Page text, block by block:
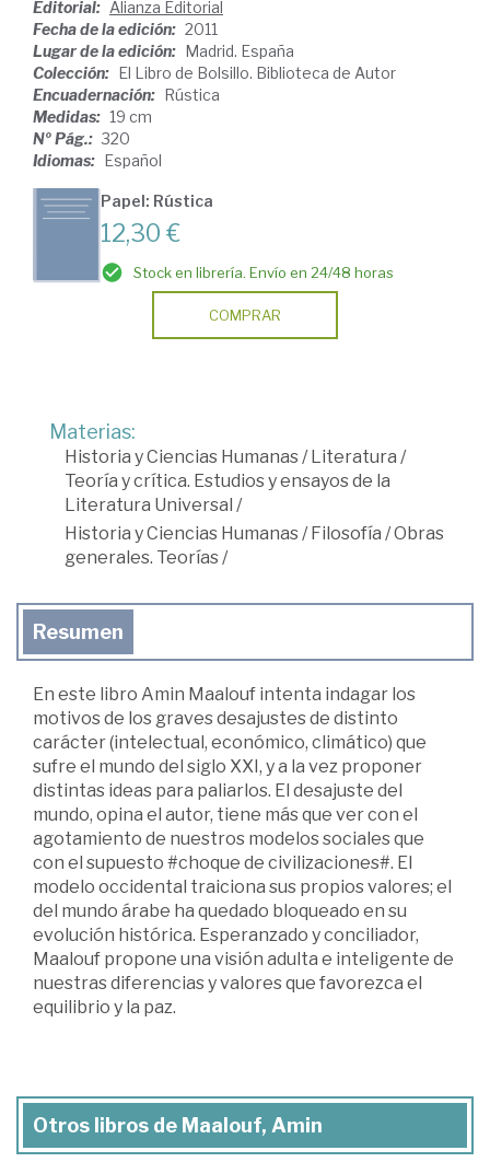
Editorial: Alianza Editorial
Fecha de la edición: 2011
Lugar de la edición: Madrid. España
Colección: El Libro de Bolsillo. Biblioteca de Autor
Encuadernación: Rústica
Medidas: 19 cm
Nº Pág.: 320
Idiomas: Español
Papel: Rústica
12,30 €
Stock en librería. Envío en 24/48 horas
COMPRAR
Materias:
Historia y Ciencias Humanas /Literatura /
Teoría y crítica. Estudios y ensayos de la
Literatura Universal /
Historia y Ciencias Humanas /Filosofía /Obras
generales. Teorías /
Resumen
En este libro Amin Maalouf intenta indagar los
motivos de los graves desajustes de distinto
carácter (intelectual, económico, climático) que
sufre el mundo del siglo XXI, y a la vez proponer
distintas ideas para paliarlos. El desajuste del
mundo, opina el autor, tiene más que ver con el
agotamiento de nuestros modelos sociales que
con el supuesto #choque de civilizaciones#. El
modelo occidental traiciona sus propios valores; el
del mundo árabe ha quedado bloqueado en su
evolución histórica. Esperanzado y conciliador,
Maalouf propone una visión adulta e inteligente de
nuestras diferencias y valores que favorezca el
equilibrio y la paz.
Otros libros de Maalouf, Amin